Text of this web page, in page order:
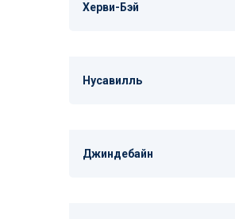
Херви-Бэй
Нусавилль
Джиндебайн